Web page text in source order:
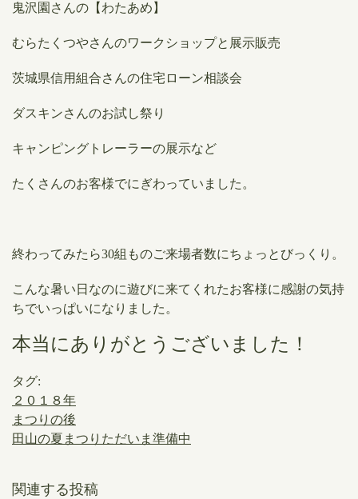
鬼沢園さんの【わたあめ】
むらたくつやさんのワークショップと展示販売
茨城県信用組合さんの住宅ローン相談会
ダスキンさんのお試し祭り
キャンピングトレーラーの展示など
たくさんのお客様でにぎわっていました。
終わってみたら30組ものご来場者数にちょっとびっくり。
こんな暑い日なのに遊びに来てくれたお客様に感謝の気持
ちでいっぱいになりました。
本当にありがとうございました！
タグ:
２０１８年
まつりの後
田山の夏まつりただいま準備中
関連する投稿